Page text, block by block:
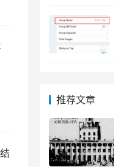
推荐文章